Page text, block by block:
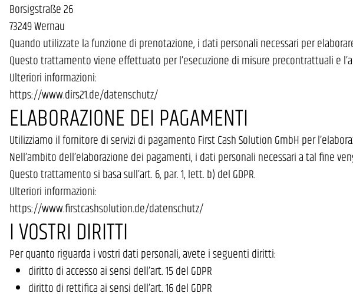
Borsigstraße 26
73249 Wernau
Quando utilizzate la funzione di prenotazione, i dati personali necessari per
Questo trattamento viene effettuato per l’esecuzione di misure precontrattuali e
Ulteriori informazioni:
https://www.dirs21.de/datenschutz/
ELABORAZIONE DEI PAGAMENTI
Utilizziamo il fornitore di servizi di pagamento First Cash Solution GmbH per
Nell’ambito dell’elaborazione dei pagamenti, i dati personali necessari a tal fine
Questo trattamento si basa sull’art. 6, par. 1, lett. b) del GDPR.
Ulteriori informazioni:
https://www.firstcashsolution.de/datenschutz/
I VOSTRI DIRITTI
Per quanto riguarda i vostri dati personali, avete i seguenti diritti:
diritto di accesso ai sensi dell’art. 15 del GDPR
diritto di rettifica ai sensi dell’art. 16 del GDPR